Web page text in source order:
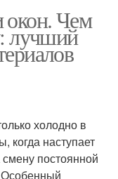
окон. Чем
лучший
холодно в
когда наступает
постоянной
Особенный